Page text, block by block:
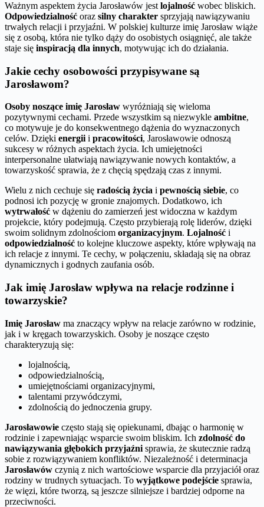
Ważnym aspektem życia Jarosławów jest lojalność wobec bliskich.
Odpowiedzialność oraz silny charakter sprzyjają nawiązywaniu
trwałych relacji i przyjaźni. W polskiej kulturze imię Jarosław wiąże
się z osobą, która nie tylko dąży do osobistych osiągnięć, ale także
staje się inspiracją dla innych, motywując ich do działania.
Jakie cechy osobowości przypisywane są
Jarosławom?
Osoby noszące imię Jarosław wyróżniają się wieloma
pozytywnymi cechami. Przede wszystkim są niezwykle ambitne,
co motywuje je do konsekwentnego dążenia do wyznaczonych
celów. Dzięki energiii pracowitości, Jarosławowie odnoszą
sukcesy w różnych aspektach życia. Ich umiejętności
interpersonalne ułatwiają nawiązywanie nowych kontaktów, a
towarzyskość sprawia, że z chęcią spędzają czas z innymi.
Wielu z nich cechuje się radością życia i pewnością siebie, co
podnosi ich pozycję w gronie znajomych. Dodatkowo, ich
wytrwałość w dążeniu do zamierzeń jest widoczna w każdym
projekcie, który podejmują. Często przybierają rolę liderów, dzięki
swoim solidnym zdolnościom organizacyjnym. Lojalność i
odpowiedzialność to kolejne kluczowe aspekty, które wpływają na
ich relacje z innymi. Te cechy, w połączeniu, składają się na obraz
dynamicznych i godnych zaufania osób.
Jak imię Jarosław wpływa na relacje rodzinne i
towarzyskie?
Imię Jarosław ma znaczący wpływ na relacje zarówno w rodzinie,
jak i w kręgach towarzyskich. Osoby je noszące często
charakteryzują się:
lojalnością,
odpowiedzialnością,
umiejętnościami organizacyjnymi,
talentami przywódczymi,
zdolnością do jednoczenia grupy.
Jarosławowie często stają się opiekunami, dbając o harmonię w
rodzinie i zapewniając wsparcie swoim bliskim. Ich zdolność do
nawiązywania głębokich przyjaźni sprawia, że skutecznie radzą
sobie z rozwiązywaniem konfliktów. Niezależność i determinacja
Jarosławów czynią z nich wartościowe wsparcie dla przyjaciół oraz
rodziny w trudnych sytuacjach. To wyjątkowe podejście sprawia,
że więzi, które tworzą, są jeszcze silniejsze i bardziej odporne na
przeciwności.